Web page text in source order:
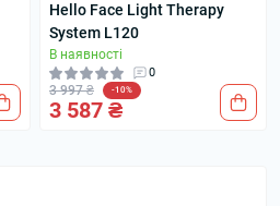
Hello Face Light Therapy
System L120
В наявності
0
3 997 ₴ -10%
3 587 ₴